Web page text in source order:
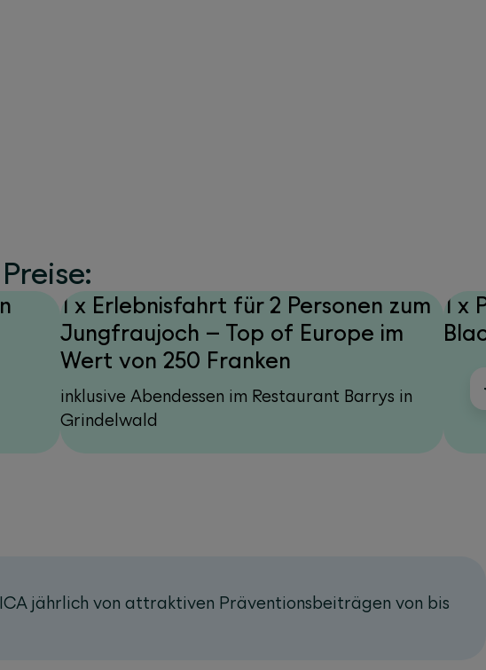
1 x Erlebnisfahrt für 2 Personen zum
Jungfraujoch – Top of Europe im
Wert von 250 Franken
inklusive Abendessen im Restaurant Barrys in
Grindelwald
1 x
jährlich von attraktiven Präventionsbeiträgen von bis